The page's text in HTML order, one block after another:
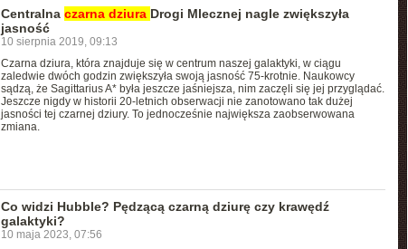
Centralna czarna dziura Drogi Mlecznej nagle zwiększyła
jasność
10 sierpnia 2019, 09:13
Czarna dziura, która znajduje się w centrum naszej galaktyki, w ciągu
zaledwie dwóch godzin zwiększyła swoją jasność 75-krotnie. Naukowcy
sądzą, że Sagittarius A* była jeszcze jaśniejsza, nim zaczęli się jej przyglądać.
Jeszcze nigdy w historii 20-letnich obserwacji nie zanotowano tak dużej
jasności tej czarnej dziury. To jednocześnie największa zaobserwowana
zmiana.
Co widzi Hubble? Pędzącą czarną dziurę czy krawędź
galaktyki?
10 maja 2023, 07:56